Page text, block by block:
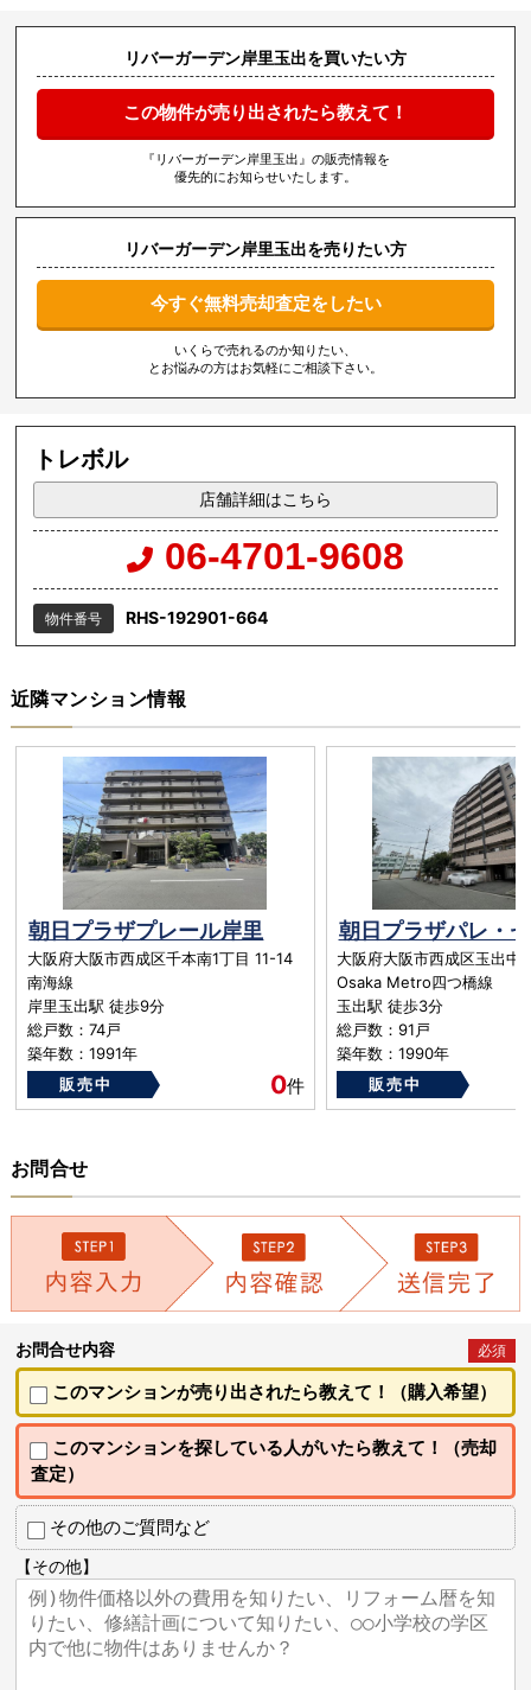
リバーガーデン岸里玉出を買いたい方
この物件が売り出されたら教えて！
『リバーガーデン岸里玉出』の販売情報を
優先的にお知らせいたします。
リバーガーデン岸里玉出を売りたい方
今すぐ無料売却査定をしたい
いくらで売れるのか知りたい、
とお悩みの方はお気軽にご相談下さい。
トレボル
店舗詳細はこちら
06-4701-9608
物件番号 RHS-192901-664
近隣マンション情報
朝日プラザプレール岸里
大阪府大阪市西成区千本南1丁目 11-14
南海線
岸里玉出駅 徒歩9分
総戸数：74戸
築年数：1991年
販売中
0件
朝日プラザパレ・
大阪府大阪市西成区玉出中
Osaka Metro四つ橋線
玉出駅 徒歩3分
総戸数：91戸
築年数：1990年
販売中
お問合せ
お問合せ内容 必須
このマンションが売り出されたら教えて！（購入希望）
このマンションを探している人がいたら教えて！（売却
査定）
その他のご質問など
【その他】